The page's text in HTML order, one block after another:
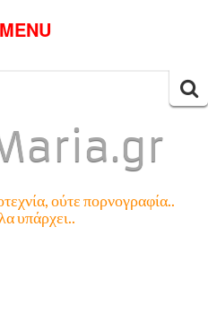
MENU
ούτε πορνογραφία..
υπάρχει..